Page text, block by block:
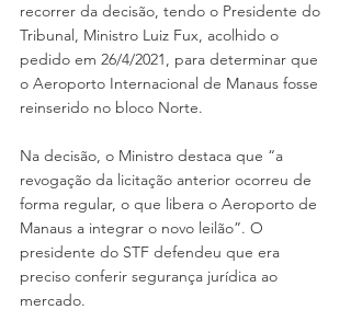
recorrer da decisão, tendo o Presidente do
Tribunal, Ministro Luiz Fux, acolhido o
pedido em 26/4/2021, para determinar que
o Aeroporto Internacional de Manaus fosse
reinserido no bloco Norte.
Na decisão, o Ministro destaca que “a
revogação da licitação anterior ocorreu de
forma regular, o que libera o Aeroporto de
Manaus a integrar o novo leilão”. O
presidente do STF defendeu que era
preciso conferir segurança jurídica ao
mercado.